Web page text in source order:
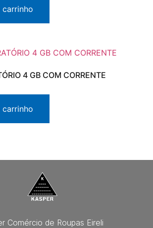
4 GB COM CORRENTE
Comércio de Roupas Eireli